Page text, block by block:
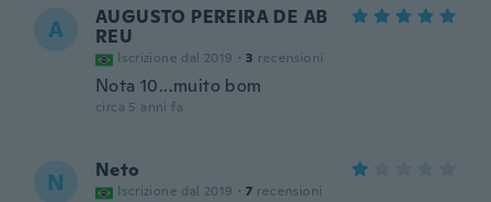
A
AUGUSTO PEREIRA DE AB
REU
Iscrizione dal 2019 · 3 recensioni
Nota 10...muito bom
circa 5 anni fa
N Neto
Iscrizione dal 2019 · 7 recensioni